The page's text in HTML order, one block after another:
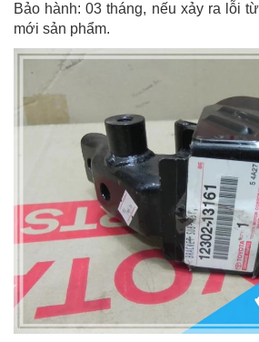
Bảo hành: 03 tháng, nếu xảy ra lỗi
mới sản phẩm.